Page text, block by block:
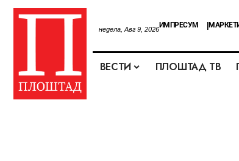
недела, Авг 9, 2026ИМПРЕСУМ
ВЕСТИ ПЛОШТАД ТВ